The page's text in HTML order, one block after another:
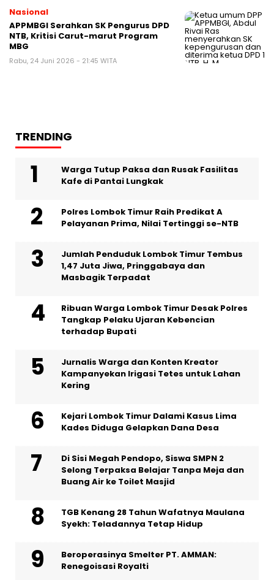
Nasional
APPMBGI Serahkan SK Pengurus DPD
NTB, Kritisi Carut-marut Program
MBG
Rabu, 24 Juni 2026 - 21:45 WITA
TRENDING
Warga Tutup Paksa dan Rusak Fasilitas
Kafe di Pantai Lungkak
Polres Lombok Timur Raih Predikat A
Pelayanan Prima, Nilai Tertinggi se-NTB
Jumlah Penduduk Lombok Timur Tembus
1,47 Juta Jiwa, Pringgabaya dan
Masbagik Terpadat
Ribuan Warga Lombok Timur Desak Polres
Tangkap Pelaku Ujaran Kebencian
terhadap Bupati
Jurnalis Warga dan Konten Kreator
Kampanyekan Irigasi Tetes untuk Lahan
Kering
Kejari Lombok Timur Dalami Kasus Lima
Kades Diduga Gelapkan Dana Desa
Di Sisi Megah Pendopo, Siswa SMPN 2
Selong Terpaksa Belajar Tanpa Meja dan
Buang Air ke Toilet Masjid
TGB Kenang 28 Tahun Wafatnya Maulana
Syekh: Teladannya Tetap Hidup
Beroperasinya Smelter PT. AMMAN:
Renegoisasi Royalti